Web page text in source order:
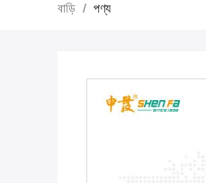
বাড়ি / পণ্য